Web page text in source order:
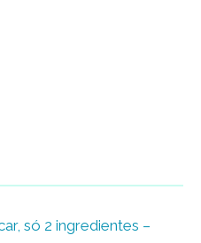
só 2 ingredientes –